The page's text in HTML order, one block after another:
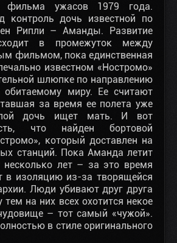
фильма ужасов 1979 года.
контроль дочь известной по
Рипли – Аманды. Развитие
в промежуток между
фильмом, пока единственная
известном «Ностромо»
шлюпке по направлению
миру. Ее считают
за время ее полета уже
дочь ищет мать. И вот
что найден бортовой
который доставлен на
станций. Пока Аманда летит
несколько лет – за это время
в изоляцию из-за творящейся
Люди убивают друг друга
на них всех охотится некое
– тот самый «чужой».
в стиле оригинального